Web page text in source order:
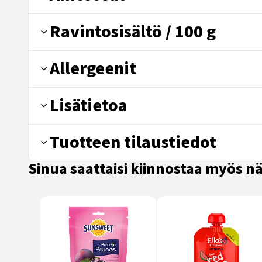
Ravintosisältö / 100 g
Allergeenit
Lisätietoa
Tuotteen tilaustiedot
Sinua saattaisi kiinnostaa myös